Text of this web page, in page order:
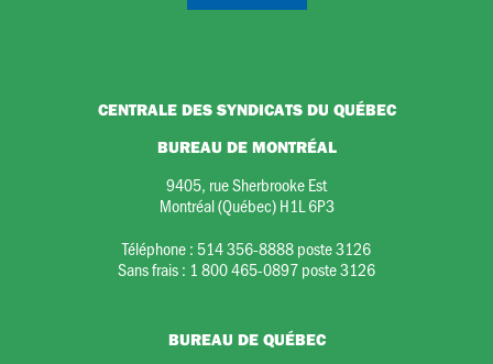
CENTRALE DES SYNDICATS DU QUÉBEC
BUREAU DE MONTRÉAL
9405, rue Sherbrooke Est
Montréal (Québec) H1L 6P3
Téléphone : 514 356-8888 poste 3126
Sans frais : 1 800 465-0897 poste 3126
BUREAU DE QUÉBEC